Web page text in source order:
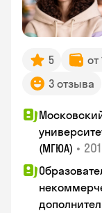
5 от
3 отзыва
(МГЮА) •